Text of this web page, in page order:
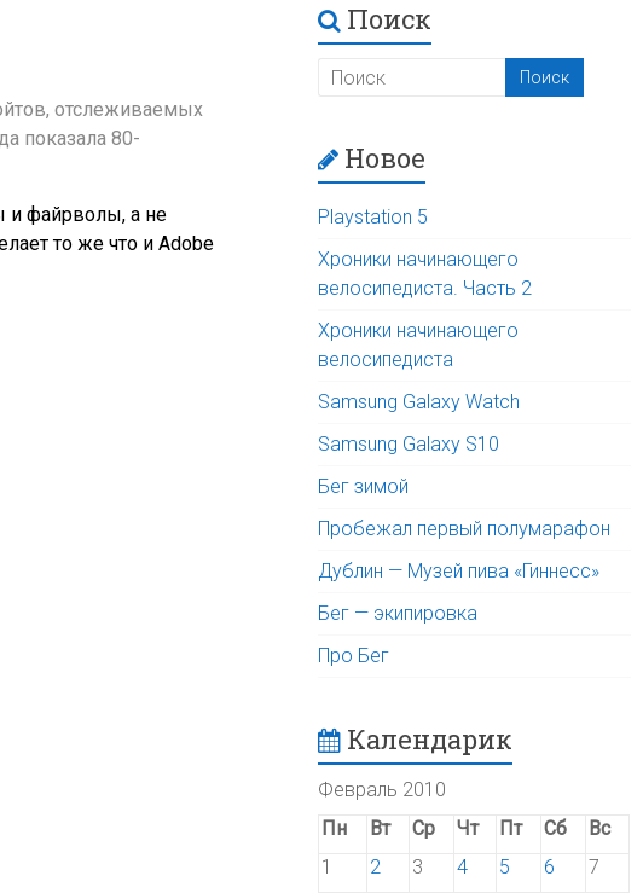
отслеживаемых
показала 80-
и файрволы, а не
то же что и Adobe
Поиск
Новое
Playstation 5
Хроники начинающего
велосипедиста. Часть 2
Хроники начинающего
велосипедиста
Samsung Galaxy Watch
Samsung Galaxy S10
Бег зимой
Пробежал первый полумарафон
Дублин — Музей пива «Гиннесс»
Бег — экипировка
Про Бег
Календарик
Февраль 2010
Пн
Вт Ср Чт Пт Сб
Вс
1
2 3 4 5 6
7